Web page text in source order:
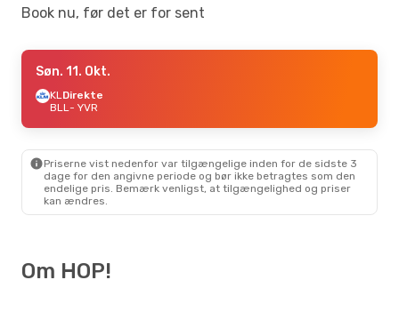
Book nu, før det er for sent
Søn. 11. Okt.
KLDirekte
BLL- YVR
Priserne vist nedenfor var tilgængelige inden for de sidste 3
dage for den angivne periode og bør ikke betragtes som den
endelige pris. Bemærk venligst, at tilgængelighed og priser
kan ændres.
Om HOP!